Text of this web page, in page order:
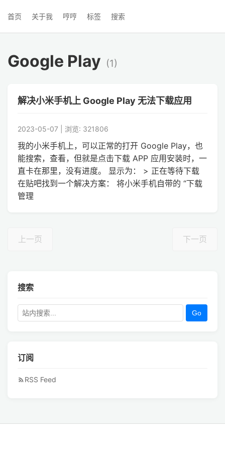
首页 关于我 哼哼 标签 搜索
Google Play (1)
解决小米手机上 Google Play 无法下载应用
2023-05-07 | 浏览: 321806
我的小米手机上，可以正常的打开 Google Play，也
能搜索，查看，但就是点击下载 APP 应用安装时，一
直卡在那里，没有进度。 显示为： > 正在等待下载
在贴吧找到一个解决方案： 将小米手机自带的 “下载
管理
上一页 下一页
搜索
Go
订阅
RSS Feed